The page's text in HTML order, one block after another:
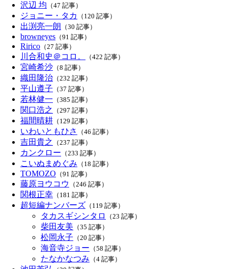
沢辺 均 （47 記事）
ジョニー・タカ （120 記事）
出渕亮一朗 （30 記事）
browneyes （91 記事）
Ririco （27 記事）
川合和史＠コロ。 （422 記事）
宮崎希沙 （8 記事）
織田隆治 （232 記事）
平山遵子 （37 記事）
若林健一 （385 記事）
関口浩之 （297 記事）
福間晴耕 （129 記事）
いわいともひさ （46 記事）
吉田貴之 （237 記事）
カンクロー （233 記事）
こいぬまめぐみ （18 記事）
TOMOZO （91 記事）
藤原ヨウコウ （246 記事）
関根正幸 （181 記事）
超短編ナンバーズ （119 記事）
タカスギシンタロ （23 記事）
柴田友美 （35 記事）
松岡永子 （20 記事）
海音寺ジョー （58 記事）
たなかなつみ （4 記事）